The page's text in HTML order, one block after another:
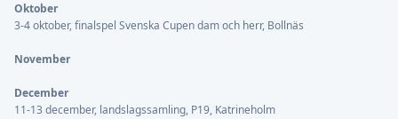
Oktober
3-4 oktober, finalspel Svenska Cupen dam och herr, Bollnäs
November
December
11-13 december, landslagssamling, P19, Katrineholm